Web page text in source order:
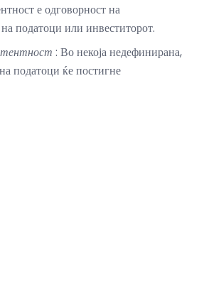
е одговорност на
податоци или инвеститорот.
: Во некоја недефинирана,
податоци ќе постигне